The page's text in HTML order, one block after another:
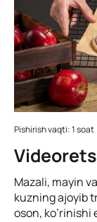
Pishirish vaqti: 1 soat
Mazali, mayin
kuzning ajoyib
oson, ko’rinishi